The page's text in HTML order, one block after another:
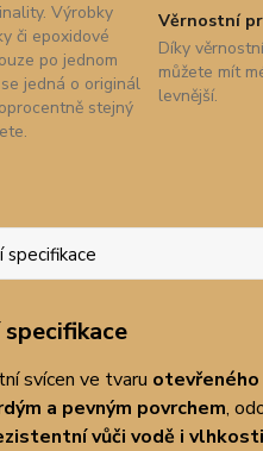
Výrobky
či epoxidové
po jednom
jedná o originál
stejný
Věrnostní
Díky
můžete mít
levnější.
svícen ve tvaru
a pevným povrchem,
vůči vodě i vlhkosti